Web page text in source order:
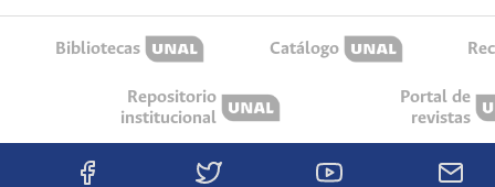
Bibliotecas Catálogo
Repositorio
institucional
Portal de
revistas